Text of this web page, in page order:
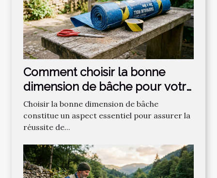
Comment choisir la bonne
dimension de bâche pour votre
projet ?
Choisir la bonne dimension de bâche
constitue un aspect essentiel pour assurer la
réussite de...